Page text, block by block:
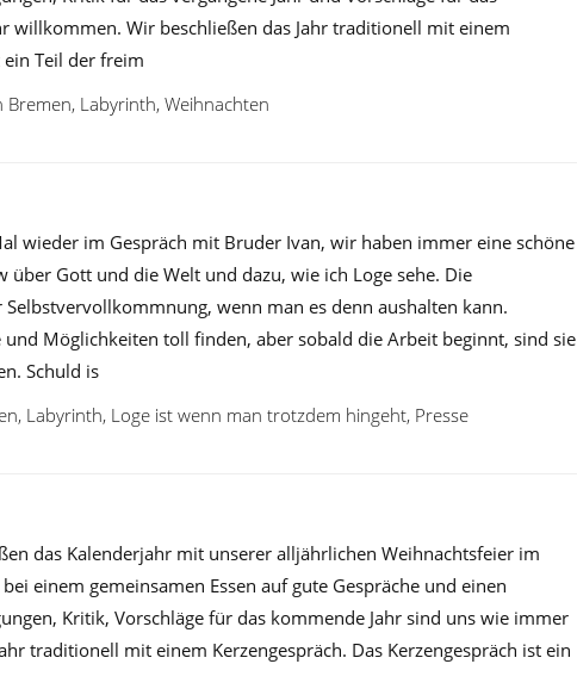
willkommen. Wir beschließen das Jahr traditionell mit einem
ein Teil der freim
Bremen, Labyrinth, Weihnachten
wieder im Gespräch mit Bruder Ivan, wir haben immer eine schöne
Gott und die Welt und dazu, wie ich Loge sehe. Die
wenn man es denn aushalten kann.
Möglichkeiten toll finden, aber sobald die Arbeit beginnt, sind sie
Schuld is
, Labyrinth, Loge ist wenn man trotzdem hingeht, Presse
das Kalenderjahr mit unserer alljährlichen Weihnachtsfeier im
einem gemeinsamen Essen auf gute Gespräche und einen
Kritik, Vorschläge für das kommende Jahr sind uns wie immer
traditionell mit einem Kerzengespräch. Das Kerzengespräch ist ein